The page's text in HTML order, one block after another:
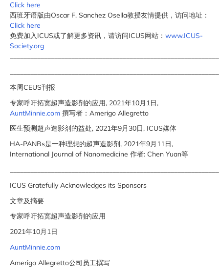
Click here
西班牙语版由Oscar F. Sanchez Osella教授友情提供，访问地址：
Click here
免费加入ICUS或了解更多资讯，请访问ICUS网站： www.ICUS-
Society.org
本周CEUS刊报
专家呼吁拓宽超声造影剂的应用, 2021年10月1日,
AuntMinnie.com 撰写者：Amerigo Allegretto
医生预测超声造影剂的益处, 2021年9月30日, ICUS媒体
HA-PANBs是一种理想的超声造影剂, 2021年9月11日,
International Journal of Nanomedicine 作者: Chen Yuan等
ICUS Gratefully Acknowledges its Sponsors
文章及摘要
专家呼吁拓宽超声造影剂的应用
2021年10月1日
AuntMinnie.com
Amerigo Allegretto公司员工撰写